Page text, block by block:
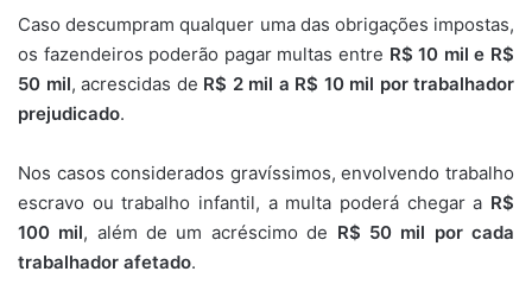
Caso descumpram qualquer uma das obrigações impostas,
os fazendeiros poderão pagar multas entre R$ 10 mil e R$
50 mil, acrescidas de R$ 2 mil a R$ 10 mil por trabalhador
prejudicado.
Nos casos considerados gravíssimos, envolvendo trabalho
escravo ou trabalho infantil, a multa poderá chegar a R$
100 mil, além de um acréscimo de R$ 50 mil por cada
trabalhador afetado.